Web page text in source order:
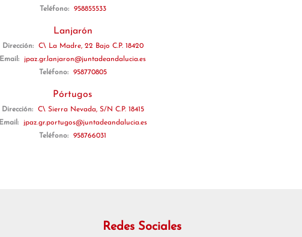
Teléfono:
958855533
Lanjarón
Dirección:
C\ La Madre, 22 Bajo C.P. 18420
Email:
jpaz.gr.lanjaron@juntadeandalucia.es
Teléfono:
958770805
Pórtugos
Dirección:
C\ Sierra Nevada, S/N C.P. 18415
Email:
jpaz.gr.portugos@juntadeandalucia.es
Teléfono:
958766031
Redes Sociales